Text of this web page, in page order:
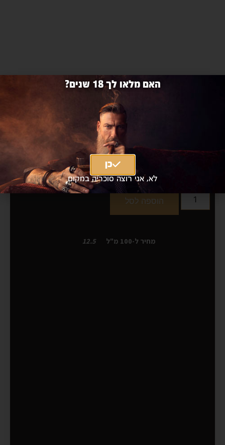
ג'ק דניאל 1 ליטר
Jack Daniel's 1L
|
₪125מחיר אילת
הוספה לסל
מחיר ל-100 מ"ל 12.5
האם מלאו לך 18 שנים?
כן
לא, אני רוצה סוכריה במקום